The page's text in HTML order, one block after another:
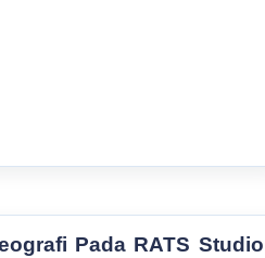
Pada RATS Studio